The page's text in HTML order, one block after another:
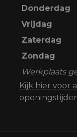
Donderdag
Vrijdag
Zaterdag
Zondag
Werkplaats
Kijk hier voor